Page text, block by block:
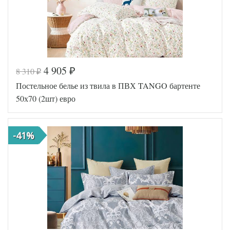
Производитель (Китай)
Код товара
571-939
Артикул
TT1147
Размер
пододеяльника 200х220
Размер
простыни
230х250
(2шт)
Производитель
Tango
(Китай)
8 310₽ 4 905 ₽
Постельное белье из твила в ПВХ TANGO бартенте
50х70 (2шт) евро
-41%